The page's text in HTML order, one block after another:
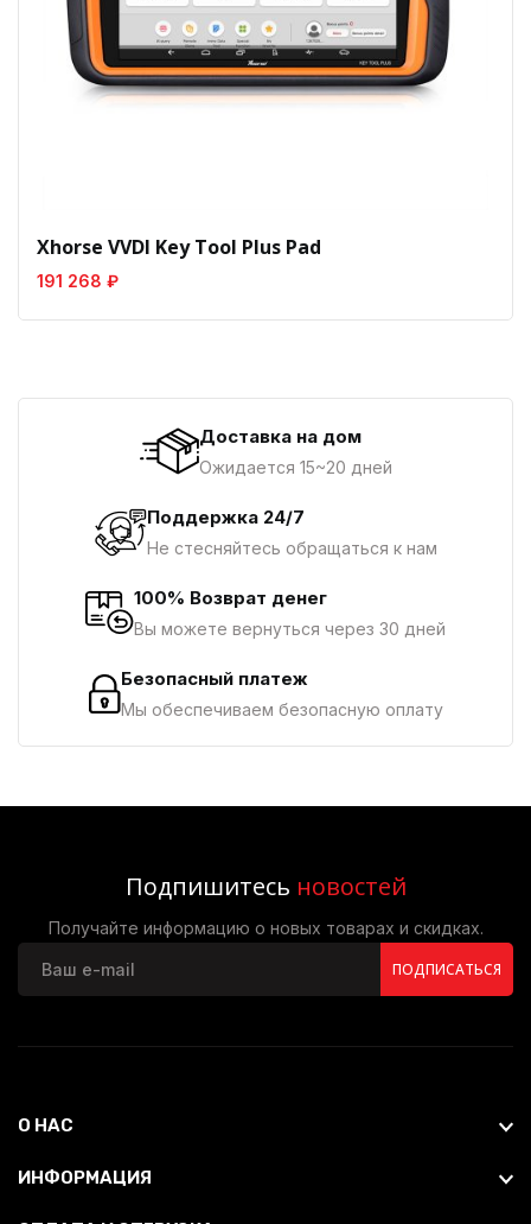
Xhorse VVDI Key Tool Plus Pad
191 268 ₽
Доставка на дом
Ожидается 15~20 дней
Поддержка 24/7
Не стесняйтесь обращаться к нам
100% Возврат денег
Вы можете вернуться через 30 дней
Безопасный платеж
Мы обеспечиваем безопасную оплату
Подпишитесь новостей
Получайте информацию о новых товарах и скидках.
ПОДПИСАТЬСЯ
О НАС
ИНФОРМАЦИЯ